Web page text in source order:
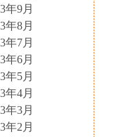
年9月
年8月
年7月
年6月
年5月
年4月
年3月
年2月